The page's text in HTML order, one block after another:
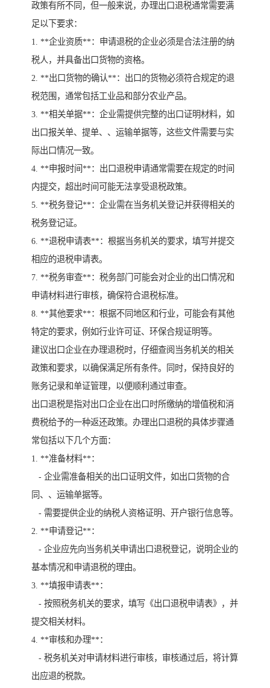
政策有所不同，但一般来说，办理出口退税通常需要满
足以下要求：
1. **企业资质**：申请退税的企业必须是合法注册的纳
税人，并具备出口货物的资格。
2. **出口货物的确认**：出口的货物必须符合规定的退
税范围，通常包括工业品和部分农业产品。
3. **相关单据**：企业需提供完整的出口证明材料，如
出口报关单、提单、、运输单据等，这些文件需要与实
际出口情况一致。
4. **申报时间**：出口退税申请通常需要在规定的时间
内提交，超出时间可能无法享受退税政策。
5. **税务登记**：企业需在当务机关登记并获得相关的
税务登记证。
6. **退税申请表**：根据当务机关的要求，填写并提交
相应的退税申请表。
7. **税务审查**：税务部门可能会对企业的出口情况和
申请材料进行审核，确保符合退税标准。
8. **其他要求**：根据不同地区和行业，可能会有其他
特定的要求，例如行业许可证、环保合规证明等。
建议出口企业在办理退税时，仔细查阅当务机关的相关
政策和要求，以确保满足所有条件。同时，保持良好的
账务记录和单证管理，以便顺利通过审查。
出口退税是指对出口企业在出口时所缴纳的增值税和消
费税给予的一种返还政策。办理出口退税的具体步骤通
常包括以下几个方面：
1. **准备材料**：
- 企业需准备相关的出口证明文件，如出口货物的合
同、、运输单据等。
- 需要提供企业的纳税人资格证明、开户银行信息等。
2. **申请登记**：
- 企业应先向当务机关申请出口退税登记，说明企业的
基本情况和申请退税的理由。
3. **填报申请表**：
- 按照税务机关的要求，填写《出口退税申请表》，并
提交相关材料。
4. **审核和办理**：
- 税务机关对申请材料进行审核，审核通过后，将计算
出应退的税款。